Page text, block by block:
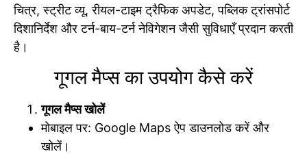
चित्र, स्ट्रीट व्यू, रीयल-टाइम ट्रैफिक अपडेट, पब्लिक ट्रांसपोर्ट
दिशानिर्देश और टर्न-बाय-टर्न नेविगेशन जैसी सुविधाएँ प्रदान करती
है।
गूगल मैप्स का उपयोग कैसे करें
गूगल मैप्स खोलें
मोबाइल पर: Google Maps ऐप डाउनलोड करें और
खोलें।